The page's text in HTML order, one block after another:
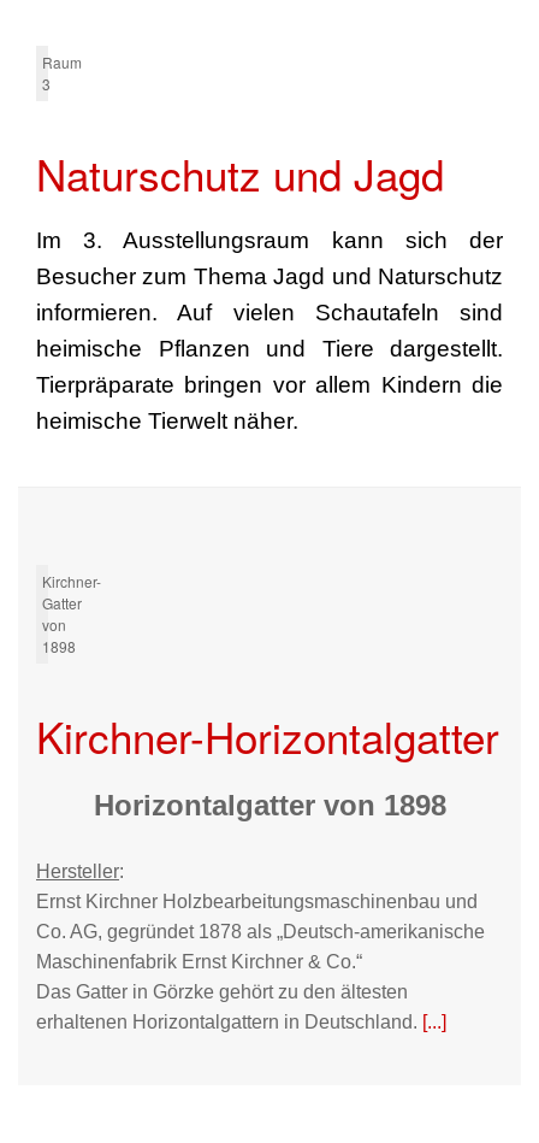
Raum
3
Naturschutz und Jagd
Im 3. Ausstellungsraum kann sich der
Besucher zum Thema Jagd und Naturschutz
informieren. Auf vielen Schautafeln sind
heimische Pflanzen und Tiere dargestellt.
Tierpräparate bringen vor allem Kindern die
heimische Tierwelt näher.
Kirchner-
Gatter
von
1898
Kirchner-Horizontalgatter
Horizontalgatter von 1898
Hersteller:
Ernst Kirchner Holzbearbeitungsmaschinenbau und
Co. AG, gegründet 1878 als „Deutsch-amerikanische
Maschinenfabrik Ernst Kirchner & Co.“
Das Gatter in Görzke gehört zu den ältesten
erhaltenen Horizontalgattern in Deutschland. [...]